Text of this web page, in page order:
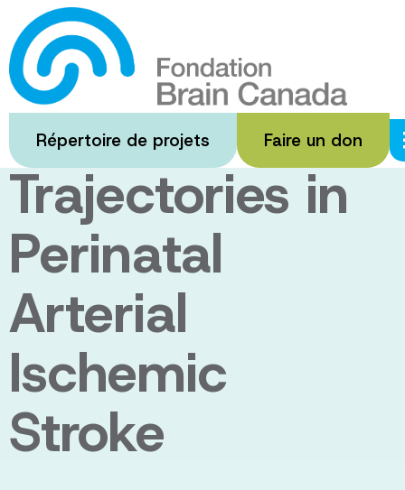
Passer
au
contenu
principal
Répertoire de projets Faire un don
Longitudinal
Neurocognitive
Trajectories in
Perinatal
Arterial
Ischemic
Stroke